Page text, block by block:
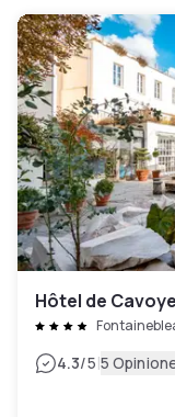
Hôtel de Cavoye
4.3/5|5